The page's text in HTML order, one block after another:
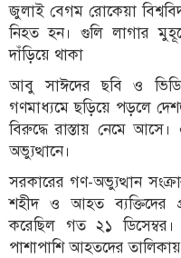
জুলাই বেগম রোকেয়া
নিহত হন। গুলি লাগার
দাঁড়িয়ে থাকা
আবু সাঈদের ছবি ও
গণমাধ্যমে ছড়িয়ে পড়লে
বিরুদ্ধে রাস্তায় নেমে
অভ্যুত্থানে।
সরকারের গণ-অভ্যুত্থান
শহীদ ও আহত ব্যক্তিদের
করেছিল গত ২১
পাশাপাশি আহতদের